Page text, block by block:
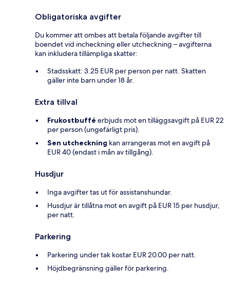
Obligatoriska avgifter
Du kommer att ombes att betala följande avgifter till
boendet vid incheckning eller utcheckning – avgifterna
kan inkludera tillämpliga skatter:
Stadsskatt: 3.25 EUR per person per natt. Skatten
gäller inte barn under 18 år.
Extra tillval
Frukostbuffé erbjuds mot en tilläggsavgift på EUR 22
per person (ungefärligt pris).
Sen utcheckning kan arrangeras mot en avgift på
EUR 40 (endast i mån av tillgång).
Husdjur
Inga avgifter tas ut för assistanshundar.
Husdjur är tillåtna mot en avgift på EUR 15 per husdjur,
per natt.
Parkering
Parkering under tak kostar EUR 20.00 per natt.
Höjdbegränsning gäller för parkering.